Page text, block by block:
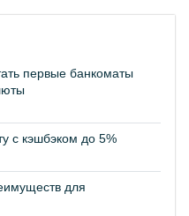
первые банкоматы
с кэшбэком до 5%
для